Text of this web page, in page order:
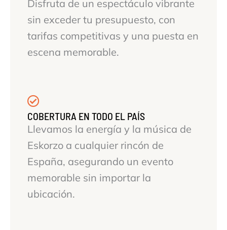
Disfruta de un espectáculo vibrante
sin exceder tu presupuesto, con
tarifas competitivas y una puesta en
escena memorable.
COBERTURA EN TODO EL PAÍS
Llevamos la energía y la música de
Eskorzo a cualquier rincón de
España, asegurando un evento
memorable sin importar la
ubicación.